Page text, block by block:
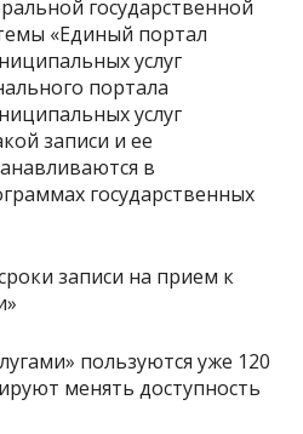
государственной
«Единый портал
услуг
портала
услуг
записи и ее
в
государственных
пользуются уже 120
менять доступность